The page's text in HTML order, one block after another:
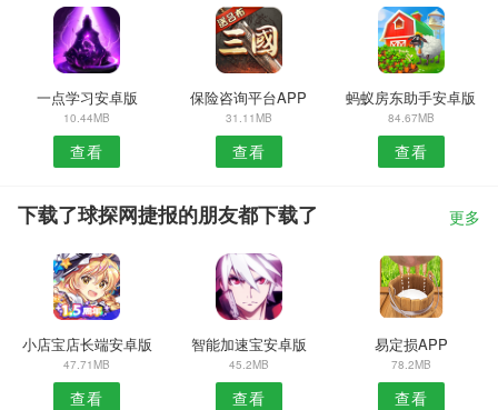
一点学习安卓版
10.44MB
查看
保险咨询平台APP
31.11MB
查看
蚂蚁房东助手安卓版
84.67MB
查看
下载了球探网捷报的朋友都下载了 更多
小店宝店长端安卓版
47.71MB
查看
智能加速宝安卓版
45.2MB
查看
易定损APP
78.2MB
查看